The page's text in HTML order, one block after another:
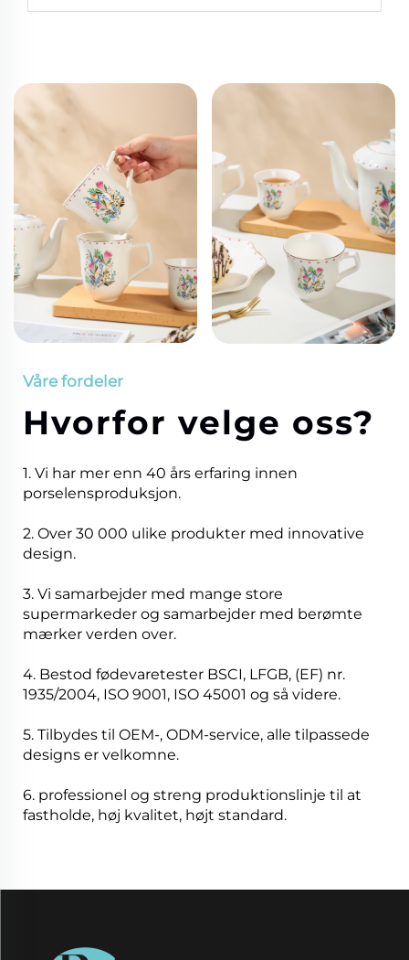
Våre fordeler
Hvorfor velge oss?
1. Vi har mer enn 40 års erfaring innen
porselensproduksjon.
2. Over 30 000 ulike produkter med innovative
design.
3. Vi samarbejder med mange store
supermarkeder og samarbejder med berømte
mærker verden over.
4. Bestod fødevaretester BSCI, LFGB, (EF) nr.
1935/2004, ISO 9001, ISO 45001 og så videre.
5. Tilbydes til OEM-, ODM-service, alle tilpassede
designs er velkomne.
6. professionel og streng produktionslinje til at
fastholde, høj kvalitet, højt standard.